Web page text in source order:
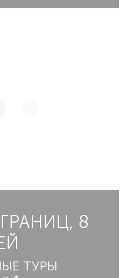
8
ТУРЫ